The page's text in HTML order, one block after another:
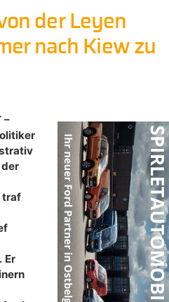
der Leyen
nach Kiew zu
–
traf
Er